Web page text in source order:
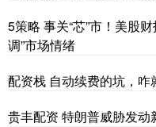
5策略 事关“芯”市！美股
调”市场情绪
配资栈 自动续费的坑，咋
贵丰配资 特朗普威胁发